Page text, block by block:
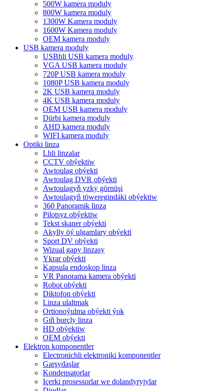
500W kamera moduly
800W kamera moduly
1300W Kamera moduly
1600W Kamera moduly
OEM kamera moduly
USB kamera moduly
USBhli USB kamera moduly
VGA USB kamera moduly
720P USB kamera moduly
1080P USB kamera moduly
2K USB kamera moduly
4K USB kamera moduly
OEM USB kamera moduly
Dürbi kamera moduly
AHD kamera moduly
WIFI kamera moduly
Optiki linza
Lhli linzalar
CCTV obýektiw
Awtoulag obýekti
Awtoulag DVR obýekti
Awtoulagyň yzky görnüşi
Awtoulagyň töweregindäki obýektiw
360 Panoramik linza
Pilotsyz obýektiw
Tekst skaner obýekti
Akylly öý ulgamlary obýekti
Sport DV obýekti
Wizual gapy linzasy
Ykrar obýekti
Kapsula endoskop linza
VR Panorama kamera obýekti
Robot obýekti
Diktofon obýekti
Linza ulaltmak
Ortionoýulma obýekti ýok
Giň burçly linza
HD obýektiw
OEM obýekti
Elektron komponentler
Electronichli elektroniki komponentler
Garşydaşlar
Kondensatorlar
Içerki prosessorlar we dolandyryjylar